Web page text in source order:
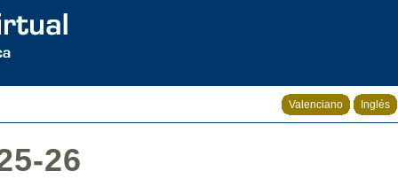
Valenciano Inglés
26